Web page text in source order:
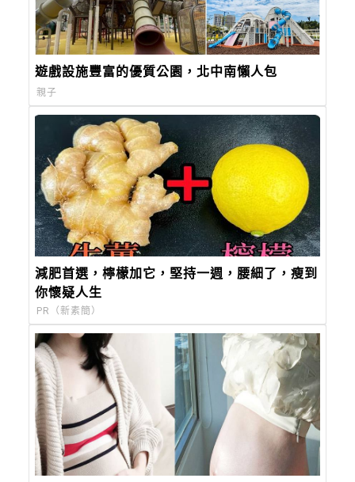
遊戲設施豐富的優質公園，北中南懶人包
親子
減肥首選，檸檬加它，堅持一週，腰細了，瘦到
你懷疑人生
PR（新素簡）